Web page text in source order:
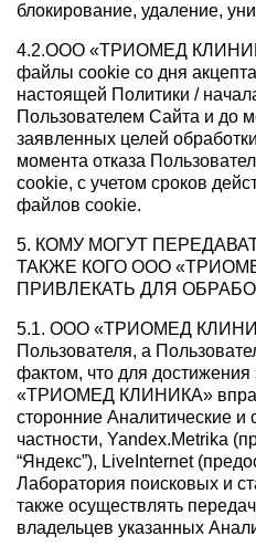
блокирование, удаление,
4.2.ООО «ТРИОМЕД
файлы cookie со дня
настоящей Политики /
Пользователем Сайта и до
заявленных целей
момента отказа
cookie, с учетом сроков
файлов cookie.
5. КОМУ МОГУТ
ТАКЖЕ КОГО ООО
ПРИВЛЕКАТЬ ДЛЯ
5.1. ООО «ТРИОМЕД
Пользователя, а
фактом, что для
«ТРИОМЕД КЛИНИКА»
сторонние Аналитические и
частности, Yandex.Metrika
“Яндекс”), LiveInternet
Лаборатория поисковых и
также осуществлять
владельцев указанных